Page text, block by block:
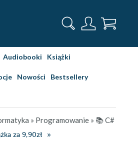
Audiobooki Książki
Nowości Bestsellery
» Programowanie » 📚 C#
za 9,90zł